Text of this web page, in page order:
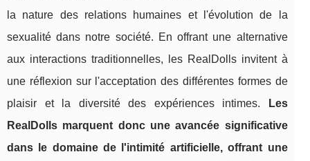
la nature des relations humaines et l'évolution de la
sexualité dans notre société. En offrant une alternative
aux interactions traditionnelles, les RealDolls invitent à
une réflexion sur l'acceptation des différentes formes de
plaisir et la diversité des expériences intimes.
Les
RealDolls marquent donc une avancée significative
dans le domaine de l'intimité artificielle, offrant une